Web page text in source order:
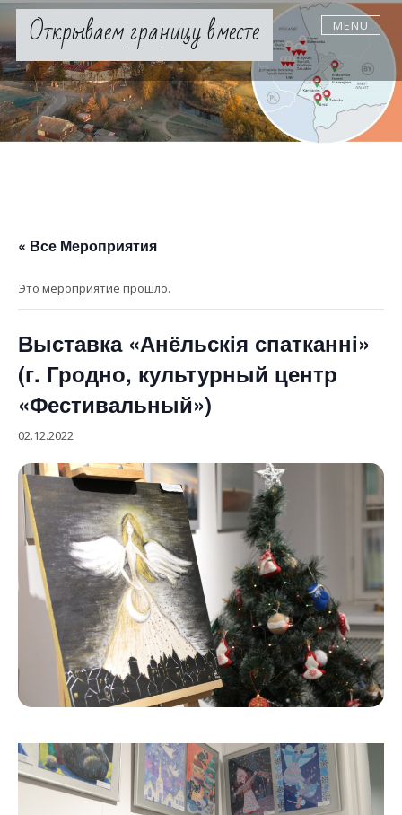
Skip
contentОткрываем границу вместе MENU
« Все Мероприятия
Это мероприятие прошло.
Выставка «Анёльскiя спатканнi»
(г. Гродно, культурный центр
«Фестивальный»)
02.12.2022